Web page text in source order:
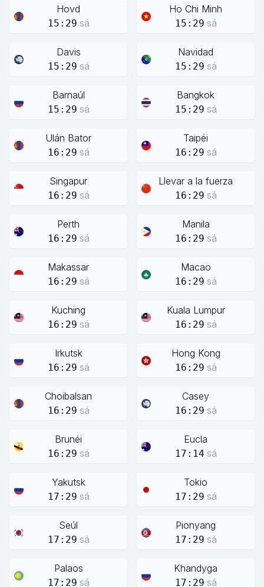
Hovd
15:29 sá
Ho Chi Minh
15:29 sá
Davis
15:29 sá
Navidad
15:29 sá
Barnaúl
15:29 sá
Bangkok
15:29 sá
Ulán Bator
16:29 sá
Taipéi
16:29 sá
Singapur
16:29 sá
Llevar a la fuerza
16:29 sá
Perth
16:29 sá
Manila
16:29 sá
Makassar
16:29 sá
Macao
16:29 sá
Kuching
16:29 sá
Kuala Lumpur
16:29 sá
Irkutsk
16:29 sá
Hong Kong
16:29 sá
Choibalsan
16:29 sá
Casey
16:29 sá
Brunéi
16:29 sá
Eucla
17:14 sá
Yakutsk
17:29 sá
Tokio
17:29 sá
Seúl
17:29 sá
Pionyang
17:29 sá
Palaos
17:29 sá
Khandyga
17:29 sá